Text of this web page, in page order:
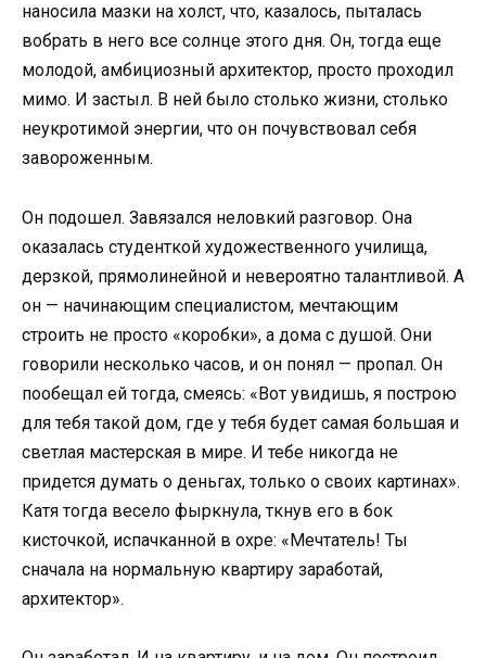
наносила мазки на холст, что, казалось, пыталась
вобрать в него все солнце этого дня. Он, тогда еще
молодой, амбициозный архитектор, просто проходил
мимо. И застыл. В ней было столько жизни, столько
неукротимой энергии, что он почувствовал себя
завороженным.
Он подошел. Завязался неловкий разговор. Она
оказалась студенткой художественного училища,
дерзкой, прямолинейной и невероятно талантливой. А
он — начинающим специалистом, мечтающим
строить не просто «коробки», а дома с душой. Они
говорили несколько часов, и он понял — пропал. Он
пообещал ей тогда, смеясь: «Вот увидишь, я построю
для тебя такой дом, где у тебя будет самая большая и
светлая мастерская в мире. И тебе никогда не
придется думать о деньгах, только о своих картинах».
Катя тогда весело фыркнула, ткнув его в бок
кисточкой, испачканной в охре: «Мечтатель! Ты
сначала на нормальную квартиру заработай,
архитектор».